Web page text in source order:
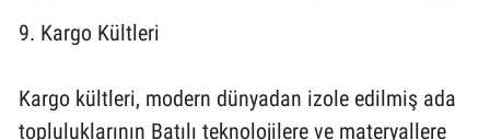
9. Kargo Kültleri
Kargo kültleri, modern dünyadan izole edilmiş ada
topluluklarının Batılı teknolojilere ve materyallere